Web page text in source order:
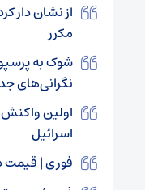
مکرر
شوک به
نگرانی‌های
اولین
اسرائیل
فوری | قیمت